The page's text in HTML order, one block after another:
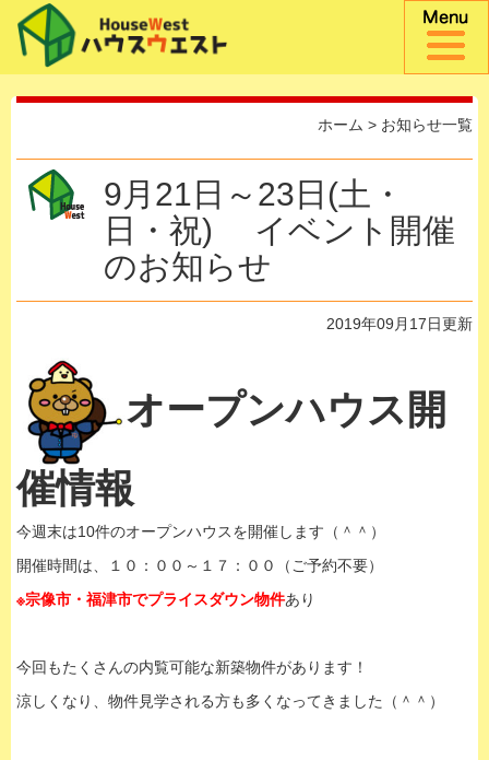
ホーム > お知らせ一覧
9月21日～23日(土・
日・祝) イベント開催
のお知らせ
2019年09月17日更新
オープンハウス開
催情報
今週末は10件のオープンハウスを開催します（＾＾）
開催時間は、１０：００～１７：００（ご予約不要）
※宗像市・福津市でプライスダウン物件あり
今回もたくさんの内覧可能な新築物件があります！
涼しくなり、物件見学される方も多くなってきました（＾＾）